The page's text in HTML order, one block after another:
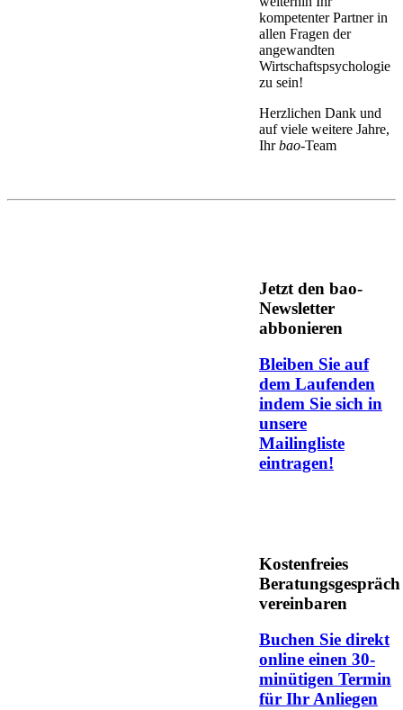
kompetenter Partner in
allen Fragen der
angewandten
Wirtschaftspsychologie
zu sein!
Herzlichen Dank und
auf viele weitere Jahre,
Ihrbao-Team
Jetzt den bao-
Newsletter
abbonieren
Bleiben Sie auf
dem Laufenden
indem Sie sich in
unsere
Mailingliste
eintragen!
Kostenfreies
Beratungsgespräch
vereinbaren
Buchen Sie direkt
online einen 30-
minütigen Termin
für Ihr Anliegen